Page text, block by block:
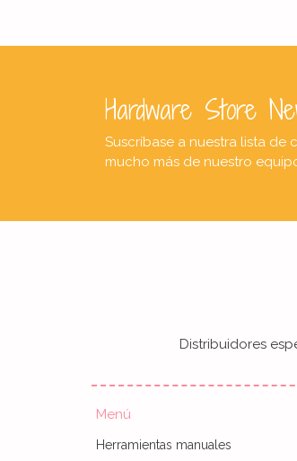
Hardware Store
Suscríbase a nuestra lista
mucho más de nuestro
Distribuidores
Menú
Herramientas manuales